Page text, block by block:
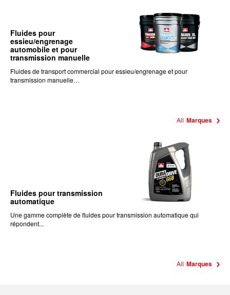
Fluides pour
essieu/engrenage
automobile et pour
transmission manuelle
Fluides de transport commercial pour essieu/engrenage et pour
transmission manuelle…
All Marques
Fluides pour transmission
automatique
Une gamme complète de fluides pour transmission automatique qui
répondent...
All Marques